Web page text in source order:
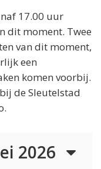
17.00 uur
dit moment. Twee
van dit moment,
een
komen voorbij.
de Sleutelstad
2026